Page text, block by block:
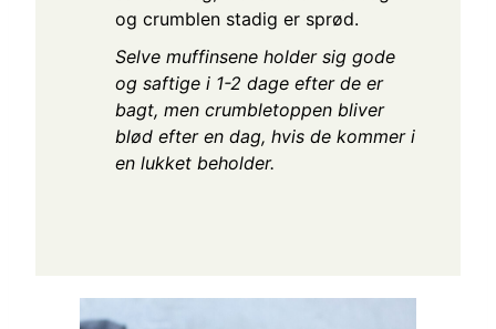
og crumblen stadig er sprød.
Selve muffinsene holder sig gode
og saftige i 1-2 dage efter de er
bagt, men crumbletoppen bliver
blød efter en dag, hvis de kommer i
en lukket beholder.